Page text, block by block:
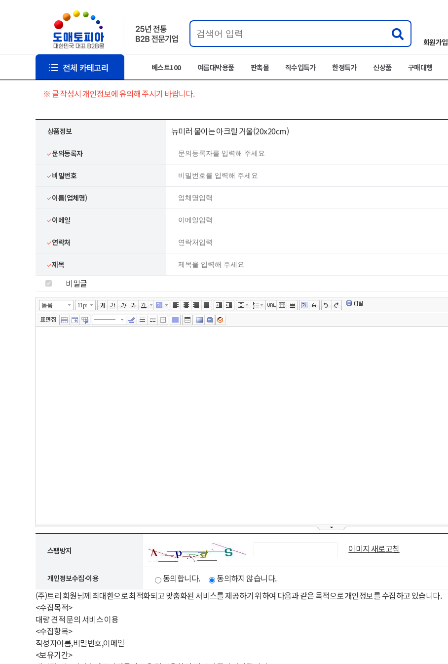
회원가입
베스트100 여름대박용품 판촉물 직수입특가 한정특가 신상품 구매대행
※ 글 작성시 개인정보에 유의해 주시기 바랍니다.
상품정보 뉴미러 붙이는 아크릴 거울(20x20cm)
문의등록자
비밀번호
이름(업체명)
이메일
연락처
제목
비밀글
돋움 11pt
넓게쓰기
툴바 더보기
에디터
스팸방지 이미지 새로고침
개인정보수집·이용 동의합니다.
동의하지 않습니다.
(주)트리 회원님께 최대한으로 최적화되고 맞춤화된 서비스를 제공하기 위하여 다음과 같은 목적으로 개인정보를 수집하고 있습니다.
<수집목적>
대량 견적 문의 서비스 이용
<수집항목>
작성자이름,비밀번호,이메일
<보유기간>